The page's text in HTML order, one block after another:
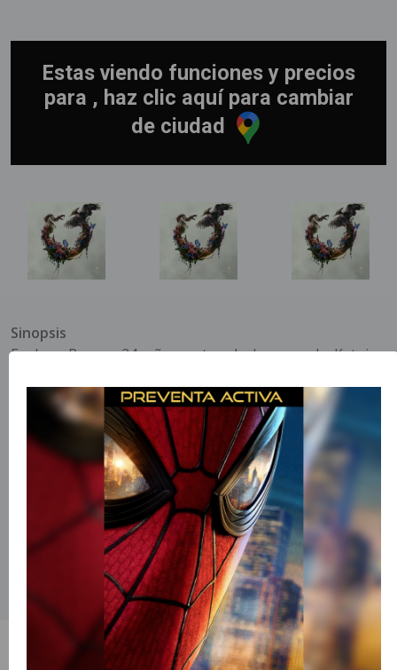
Sinopsis
Explora Panem 24 años antes de la saga de Katniss,
del Hambre, donde participa un joven Haymitch
Abernathy..
Título Original
THE HUNGER GAMES: SUNRISE ON THE REAPING.
País de Origen
United States of America.
Director
Francis Lawrence.
Idioma
Español.
Estas viendo funciones y precios
para , haz clic aquí para cambiar
de ciudad